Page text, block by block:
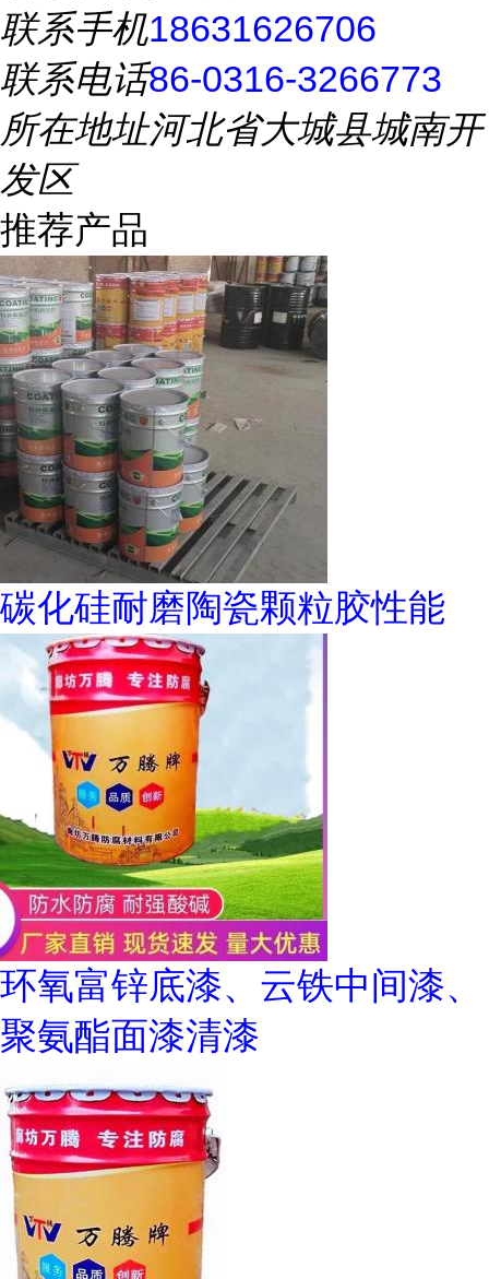
联系手机18631626706
联系电话86-0316-3266773
所在地址河北省大城县城南开
发区
推荐产品
碳化硅耐磨陶瓷颗粒胶性能
环氧富锌底漆、云铁中间漆、
聚氨酯面漆清漆